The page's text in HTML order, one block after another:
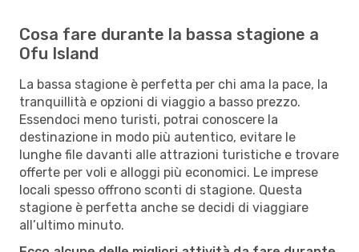
Cosa fare durante la bassa stagione a
Ofu Island
La bassa stagione è perfetta per chi ama la pace, la
tranquillità e opzioni di viaggio a basso prezzo.
Essendoci meno turisti, potrai conoscere la
destinazione in modo più autentico, evitare le
lunghe file davanti alle attrazioni turistiche e trovare
offerte per voli e alloggi più economici. Le imprese
locali spesso offrono sconti di stagione. Questa
stagione è perfetta anche se decidi di viaggiare
all’ultimo minuto.